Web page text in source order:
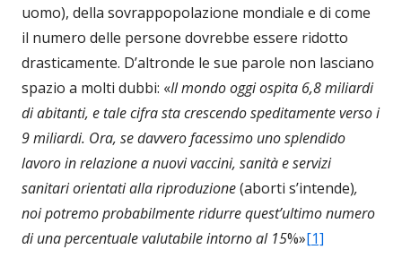
uomo), della sovrappopolazione mondiale e di come
il numero delle persone dovrebbe essere ridotto
drasticamente. D’altronde le sue parole non lasciano
spazio a molti dubbi: «Il mondo oggi ospita 6,8 miliardi
di abitanti, e tale cifra sta crescendo speditamente verso i
9 miliardi. Ora, se davvero facessimo uno splendido
lavoro in relazione a nuovi vaccini, sanità e servizi
sanitari orientati alla riproduzione(aborti s’intende),
noi potremo probabilmente ridurre quest’ultimo numero
di una percentuale valutabile intorno al 15%»[1]